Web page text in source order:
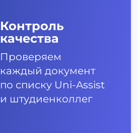
Контроль
качества
Проверяем
каждый документ
по списку Uni-Assist
и штудиенколлег